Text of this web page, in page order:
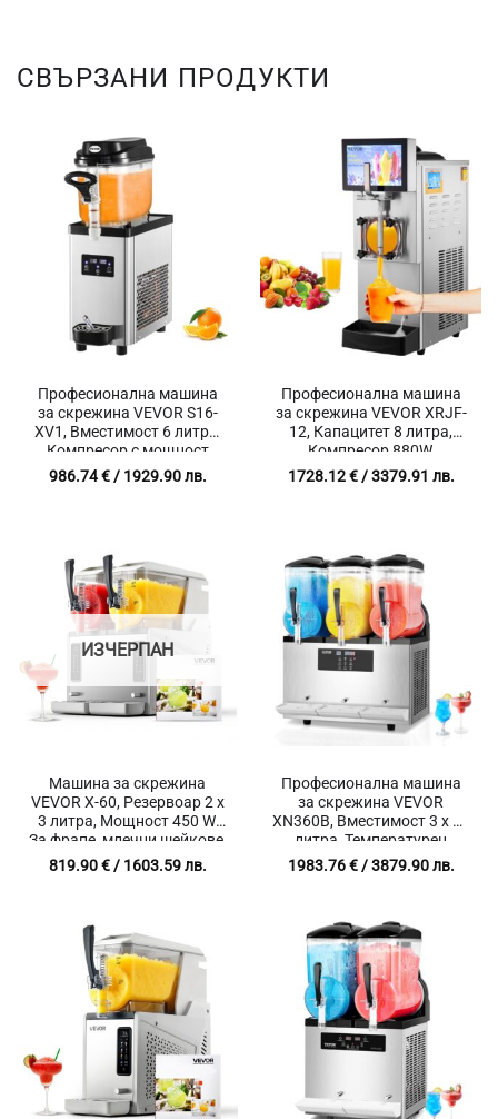
СВЪРЗАНИ ПРОДУКТИ
Професионална машина
за скрежина VEVOR S16-
XV1, Вместимост 6 литра,
Компресор с мощност
300W, Температурен
диапазон от -2℃ до -5℃
986.74€/ 1929.90 лв.
Професионална машина
за скрежина VEVOR XRJF-
12, Капацитет 8 литра,
Компресор 880W,
Производителност до 23
литра/час
1728.12€/ 3379.91 лв.
ИЗЧЕРПАН
Машина за скрежина
VEVOR X-60, Резервоар 2 x
3 литра, Мощност 450 W,
За фрапе, млечни шейкове,
коктейли и други
замразени напитки
819.90€/ 1603.59 лв.
Професионална машина
за скрежина VEVOR
XN360B, Вместимост 3 x 12
литра, Температурен
диапазон от -15℃ до 10℃
1983.76€/ 3879.90 лв.